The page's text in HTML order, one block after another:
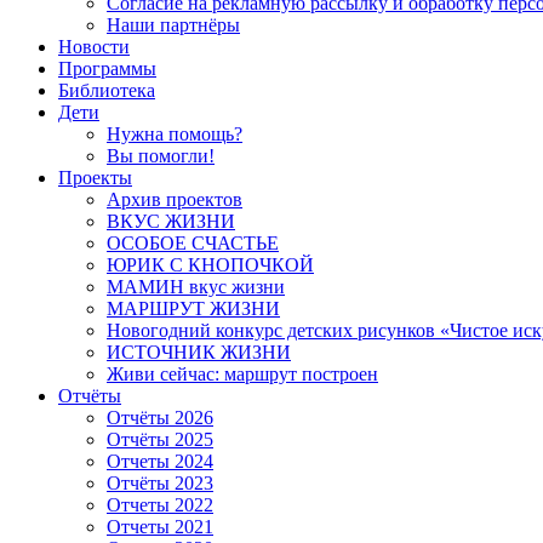
Наши партнёры
Новости
Программы
Библиотека
Дети
Нужна помощь?
Вы помогли!
Проекты
Архив проектов
ВКУС ЖИЗНИ
ОСОБОЕ СЧАСТЬЕ
ЮРИК С КНОПОЧКОЙ
МАМИН вкус жизни
МАРШРУТ ЖИЗНИ
Новогодний конкурс детских рисунков «Чистое
ИСТОЧНИК ЖИЗНИ
Живи сейчас: маршрут построен
Отчёты
Отчёты 2026
Отчёты 2025
Отчеты 2024
Отчёты 2023
Отчеты 2022
Отчеты 2021